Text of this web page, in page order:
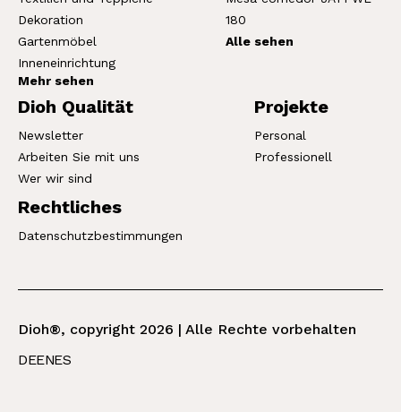
Dekoration
Gartenmöbel
Inneneinrichtung
Mehr sehen
180
Alle sehen
Dioh Qualität
Newsletter
Arbeiten Sie mit uns
Wer wir sind
Projekte
Personal
Professionell
Rechtliches
Datenschutzbestimmungen
Dioh®, copyright 2026 | Alle Rechte vorbehalten
DEENES